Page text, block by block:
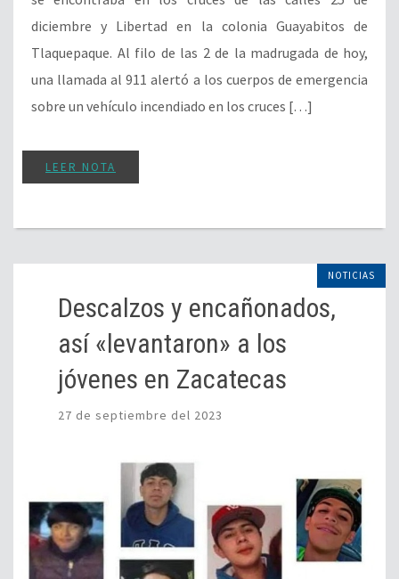
diciembre y Libertad en la colonia Guayabitos de
Tlaquepaque. Al filo de las 2 de la madrugada de hoy,
una llamada al 911 alertó a los cuerpos de emergencia
sobre un vehículo incendiado en los cruces […]
LEER NOTA
NOTICIAS
Descalzos y encañonados,
así «levantaron» a los
jóvenes en Zacatecas
27 de septiembre del 2023